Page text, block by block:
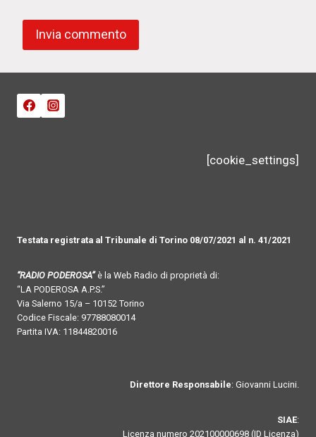
[cookie_settings]
Testata registrata al Tribunale di Torino 08/07/2021 al n. 41/2021
“RADIO PODEROSA”è la Web Radio di proprietà di:
“LA PODEROSA A.P.S.”
Via Salerno 15/a – 10152 Torino
Codice Fiscale: 97788080014
Partita IVA: 11844820016
Direttore Responsabile: Giovanni Lucini.
SIAE:
Licenza numero 202100000698 (ID Licenza)